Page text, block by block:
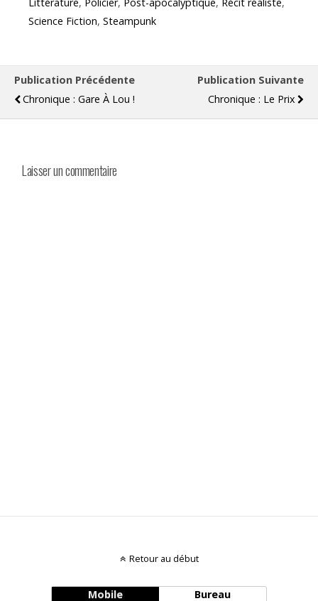
Science Fiction, Steampunk
Publication Précédente
Chronique : Gare À Lou !
Publication Suivante
Chronique : Le Prix
Laisser un commentaire
Retour au début
Mobile Bureau